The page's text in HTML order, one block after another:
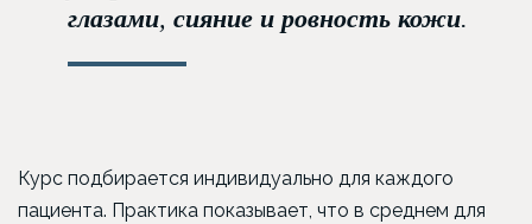
глазами, сияние и ровность кожи.
Курс подбирается индивидуально для каждого
пациента. Практика показывает, что в среднем для